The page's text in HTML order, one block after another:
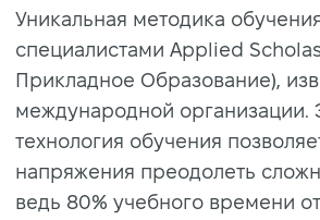
Уникальная методика
специалистами Applied
Прикладное Образование),
международной организации.
технология обучения
напряжения преодолеть
ведь 80% учебного времени